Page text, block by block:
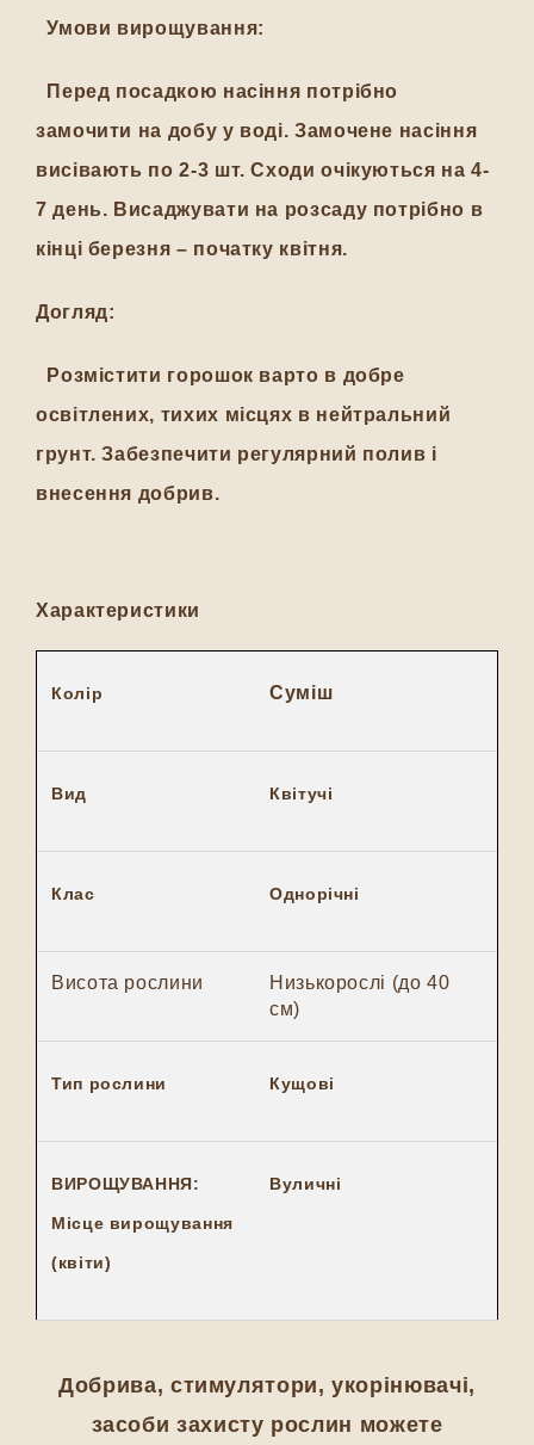
Умови вирощування:
Перед посадкою насіння потрібно
замочити на добу у воді. Замочене насіння
висівають по 2-3 шт. Сходи очікуються на 4-
7 день. Висаджувати на розсаду потрібно в
кінці березня – початку квітня.
Догляд:
Розмістити горошок варто в добре
освітлених, тихих місцях в нейтральний
грунт. Забезпечити регулярний полив і
внесення добрив.
Характеристики
Колір Суміш
Вид Квітучі
Клас Однорічні
Висота рослини
Низькорослі (до 40
см)
Тип рослини Кущові
ВИРОЩУВАННЯ:
Місце вирощування
(квіти)
Вуличні
Добрива, стимулятори, укорінювачі,
засоби захисту рослин можете